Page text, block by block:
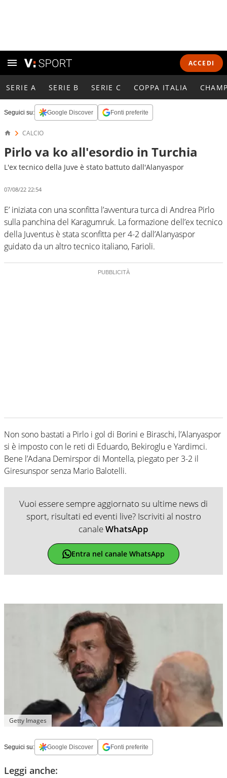
ACCEDI
SERIE A SERIE B SERIE C COPPA ITALIA
Seguici su: Google Discover Fonti preferite
CALCIO
Pirlo va ko all'esordio in Turchia
L'ex tecnico della Juve è stato battuto dall'Alanyaspor
07/08/22 22:54
E’ iniziata con una sconfitta l’avventura turca di Andrea Pirlo
sulla panchina del Karagumruk. La formazione dell’ex tecnico
della Juventus è stata sconfitta per 4-2 dall’Alanyaspor
guidato da un altro tecnico italiano, Farioli.
Non sono bastati a Pirlo i gol di Borini e Biraschi, l’Alanyaspor
si è imposto con le reti di Eduardo, Bekiroglu e Yardimci.
Bene l’Adana Demirspor di Montella, piegato per 3-2 il
Giresunspor senza Mario Balotelli.
Vuoi essere sempre aggiornato su ultime news di
sport, risultati ed eventi live? Iscriviti al nostro
canaleWhatsApp
Entra nel canale WhatsApp
Getty Images
Seguici su: Google Discover Fonti preferite
Leggi anche: